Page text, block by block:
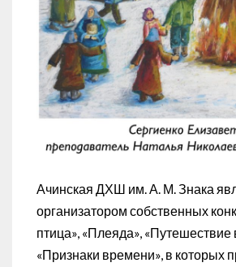
Ачинская ДХШ им. А. М. Знака
организатором собственных
птица», «Плеяда», «Путешествие
«Признаки времени», в которых